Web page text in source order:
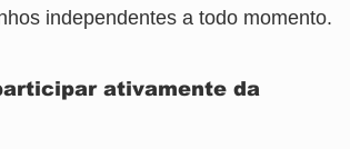
independentes a todo momento.
ativamente da